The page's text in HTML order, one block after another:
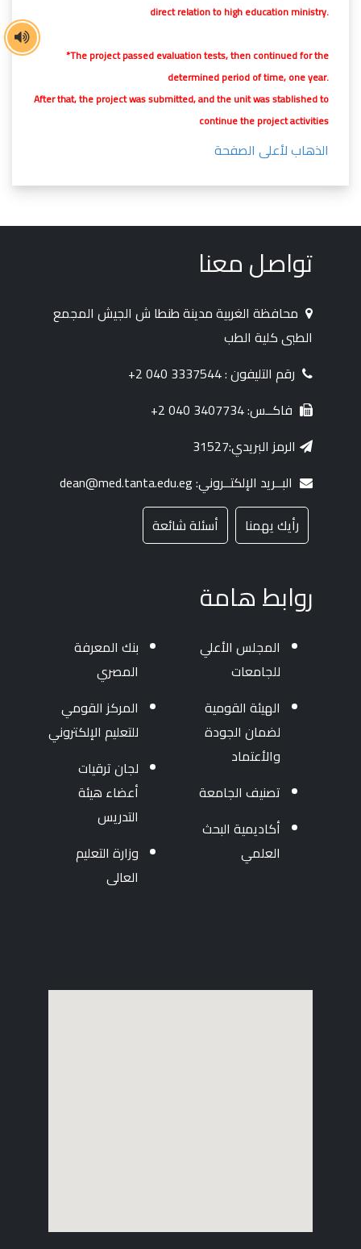
direct relation to high education ministry.
*The project passed evaluation tests, then continued for the
determined period of time, one year.
After that, the project was submitted, and the unit was stablished to
continue the project activities
الذهاب لأعلى الصفحة
تواصل معنا
محافظة الغربية مدينة طنطا ش الجيش المجمع
الطبى كلية الطب
رقم التليفون : 3337544 040 2+
فاكــس: 3407734 040 2+
الرمز البريدي:31527
البــريد الإلكتــروني: dean@med.tanta.edu.eg
رأيك يهمنا
أسئلة شائعة
روابط هامة
المجلس الأعلي
للجامعات
الهيئة القومية
لضمان الجودة
والأعتماد
تصنيف الجامعة
أكاديمية البحث
العلمي
بنك المعرفة
المصري
المركز القومي
للتعليم الإلكتروني
لجان ترقيات
أعضاء هيئة
التدريس
وزارة التعليم
العالى